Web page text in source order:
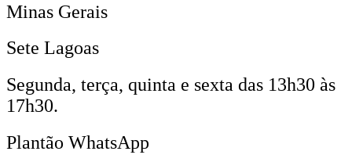
Minas Gerais
Sete Lagoas
Segunda, terça, quinta e sexta das 13h30 às
17h30.
Plantão WhatsApp